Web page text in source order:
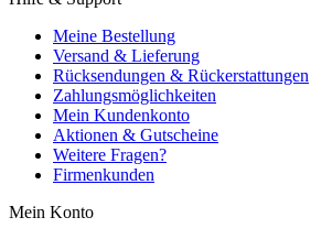
Meine Bestellung
Versand & Lieferung
Rücksendungen & Rückerstattungen
Zahlungsmöglichkeiten
Mein Kundenkonto
Aktionen & Gutscheine
Weitere Fragen?
Firmenkunden
Mein Konto